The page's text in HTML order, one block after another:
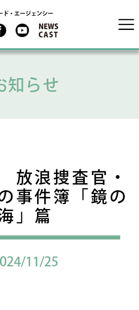
ド・エージェンシー
知らせ
放浪捜査官・
事件簿「鏡の
」篇
11/25